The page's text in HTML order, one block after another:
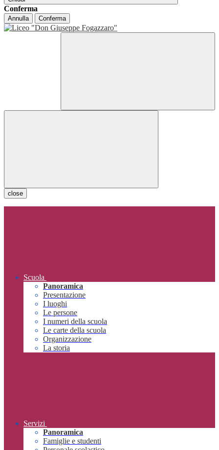
Conferma
Annulla Conferma
close
Scuola
Panoramica
Presentazione
I luoghi
Le persone
I numeri della scuola
Le carte della scuola
Organizzazione
La storia
Servizi
Panoramica
Famiglie e studenti